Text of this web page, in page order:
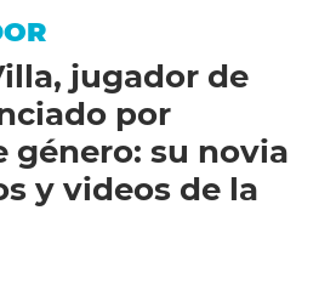
jugador de
por
género: su novia
y videos de la